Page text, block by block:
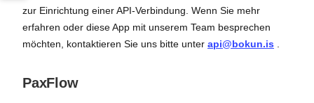
zur Einrichtung einer API-Verbindung. Wenn Sie mehr
erfahren oder diese App mit unserem Team besprechen
möchten, kontaktieren Sie uns bitte unter api@bokun.is
PaxFlow